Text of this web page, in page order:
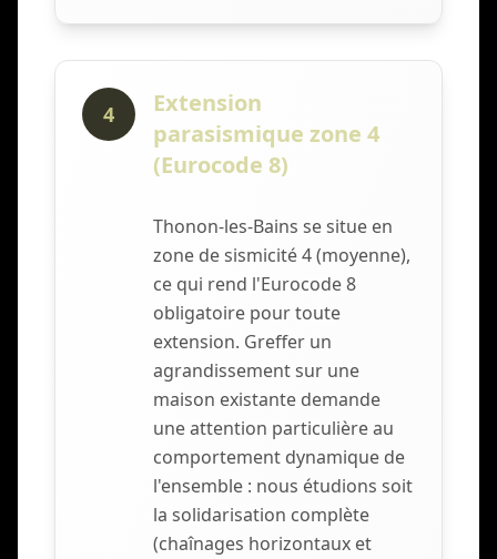
4
Extension
parasismique zone 4
(Eurocode 8)
Thonon-les-Bains se situe en
zone de sismicité 4 (moyenne),
ce qui rend l'Eurocode 8
obligatoire pour toute
extension. Greffer un
agrandissement sur une
maison existante demande
une attention particulière au
comportement dynamique de
l'ensemble : nous étudions soit
la solidarisation complète
(chaînages horizontaux et